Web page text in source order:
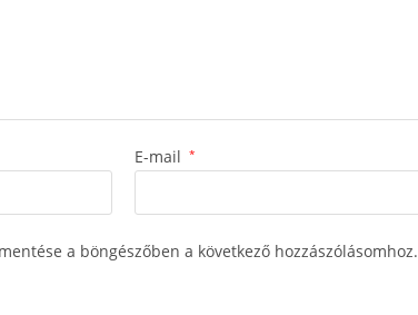
E-mail *
a böngészőben a következő hozzászólásomhoz.